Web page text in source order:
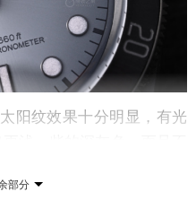
阳纹效果十分明显，有光
时更好区分时间。
部分